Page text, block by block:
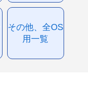
その他、全OS
用一覧